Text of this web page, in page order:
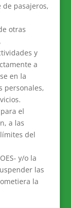
pasajeros,
otras
y
a
en la
personales,
el
a las
del
y/o la
las
la